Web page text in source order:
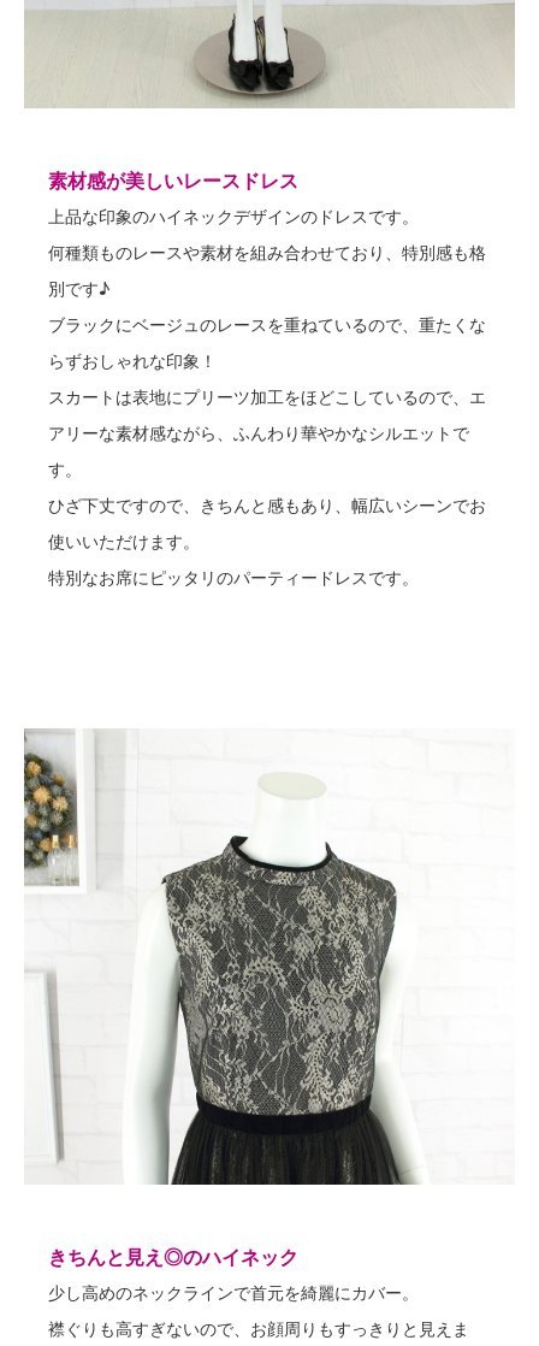
素材感が美しいレースドレス
上品な印象のハイネックデザインのドレスです。
何種類ものレースや素材を組み合わせており、特別感も格
別です♪
ブラックにベージュのレースを重ねているので、重たくな
らずおしゃれな印象！
スカートは表地にプリーツ加工をほどこしているので、エ
アリーな素材感ながら、ふんわり華やかなシルエットで
す。
ひざ下丈ですので、きちんと感もあり、幅広いシーンでお
使いいただけます。
特別なお席にピッタリのパーティードレスです。
きちんと見え◎のハイネック
少し高めのネックラインで首元を綺麗にカバー。
襟ぐりも高すぎないので、お顔周りもすっきりと見えま